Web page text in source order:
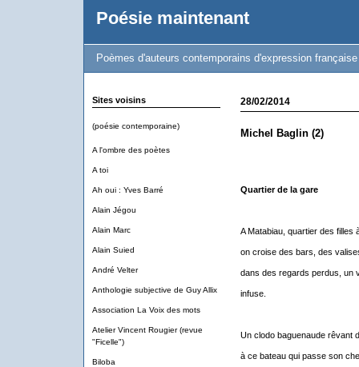
Poésie maintenant
Poèmes d'auteurs contemporains d'expression française
Sites voisins
(poésie contemporaine)
A l'ombre des poètes
A toi
Ah oui : Yves Barré
Alain Jégou
Alain Marc
Alain Suied
André Velter
Anthologie subjective de Guy Allix
Association La Voix des mots
Atelier Vincent Rougier (revue
"Ficelle")
Biloba
28/02/2014
Michel Baglin (2)
Quartier de la gare
A Matabiau, quartier des filles
on croise des bars, des
dans des regards perdus, un
infuse.
Un clodo baguenaude rêvant
à ce bateau qui passe son